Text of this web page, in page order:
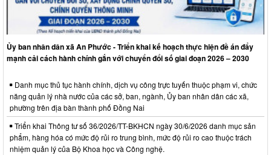
Ủy ban nhân dân xã An Phước - Triển khai kế hoạch thực hiện đề án đẩy
mạnh cải cách hành chính gắn với chuyển đổi số giai đoạn 2026 – 2030
Danh mục thủ tục hành chính, dịch vụ công trực tuyến thuộc phạm vi, chức
năng quản lý nhà nước của các sở, ban, ngành, Ủy ban nhân dân các xã,
phường trên địa bàn thành phố Đồng Nai
Triển khai Thông tư số 36/2026/TT-BKHCN ngày 30/6/2026 danh mục sản
phẩm, hàng hóa có mức độ rủi ro trung bình, mức độ rủi ro cao thuộc trách
nhiệm quản lý của Bộ Khoa học và Công nghệ.